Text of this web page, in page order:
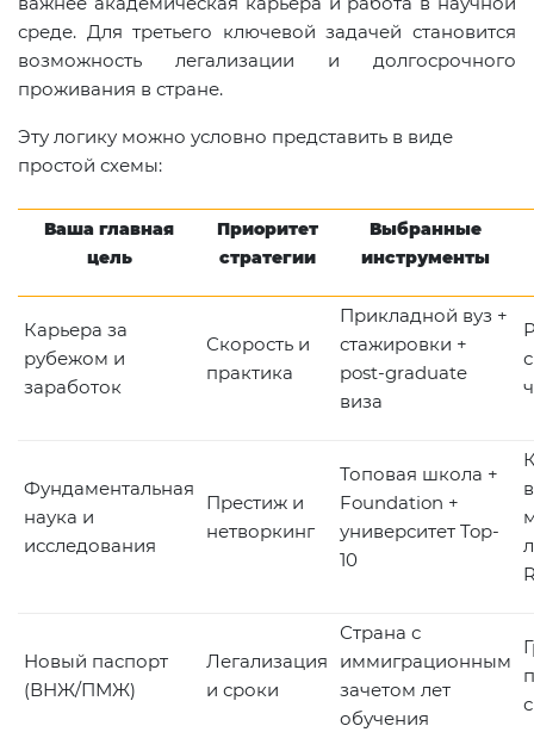
среде. Для третьего ключевой задачей становится
возможность легализации и долгосрочного
проживания в стране.
Эту логику можно условно представить в виде
простой схемы:
Ваша главная
цель
Приоритет
стратегии
Выбранные
инструменты
Карьера за
рубежом и
заработок
Скорость и
практика
Прикладной вуз +
стажировки +
post-graduate
виза
Фундаментальная
наука и
исследования
Престиж и
нетворкинг
Топовая школа +
Foundation +
университет Top-
10
Новый паспорт
(ВНЖ/ПМЖ)
Легализация
и сроки
Страна с
иммиграционным
зачетом лет
обучения